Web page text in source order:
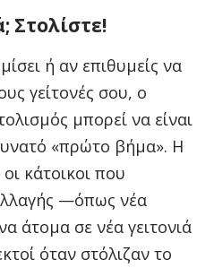
Στολίστε!
ή αν επιθυμείς να
γείτονές σου, ο
μπορεί να είναι
«πρώτο βήμα». Η
οι κάτοικοι που
—όπως νέα
άτομα σε νέα γειτονιά
όταν στόλιζαν το